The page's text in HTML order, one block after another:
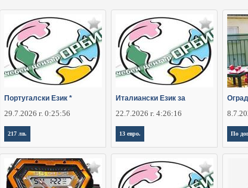
Португалски Език *
29.7.2026 г. 0:25:56
217 лв.
Италиански Език за
22.7.2026 г. 4:26:16
13 евро. По